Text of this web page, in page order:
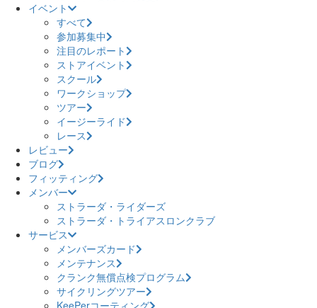
イベント
すべて
参加募集中
注目のレポート
ストアイベント
スクール
ワークショップ
ツアー
イージーライド
レース
レビュー
ブログ
フィッティング
メンバー
ストラーダ・ライダーズ
ストラーダ・トライアスロンクラブ
サービス
メンバーズカード
メンテナンス
クランク無償点検プログラム
サイクリングツアー
KeePerコーティング